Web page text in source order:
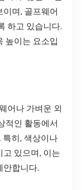
며, 골프웨어
하고 있습니다.
높이는 요소입
어나 가벼운 외
적인 활동에서
특히, 색상이나
고 있으며, 이는
안합니다.